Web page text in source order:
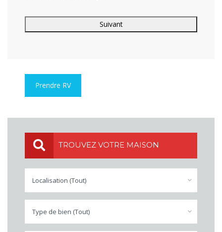
Prendre RV
TROUVEZ VOTRE MAISON
Localisation (Tout)
Type de bien (Tout)